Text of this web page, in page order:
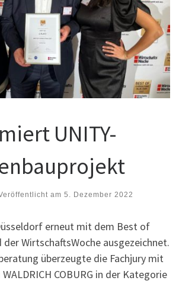
UNITY-
am 5. Dezember 2022
erneut mit dem Best of
WirtschaftsWoche ausgezeichnet.
überzeugte die Fachjury mit
COBURG in der Kategorie